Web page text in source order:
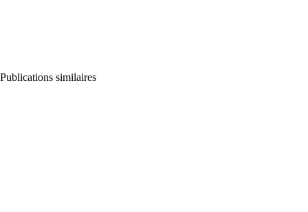
Publications similaires